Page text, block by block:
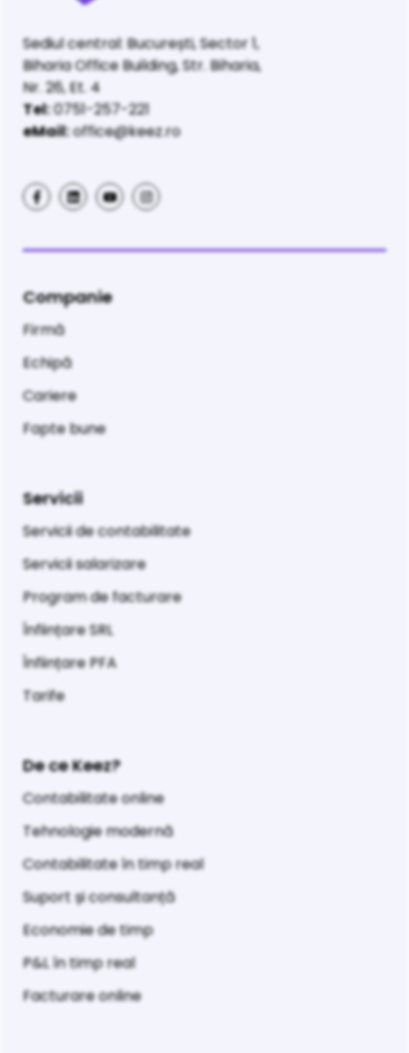
Sediul central: București, Sector 1,
Biharia Office Building, Str. Biharia,
Nr. 26, Et. 4
Tel:0751-257-221
eMail:office@keez.ro
Companie
Firmă
Echipă
Cariere
Fapte bune
Servicii
Servicii de contabilitate
Servicii salarizare
Program de facturare
Înființare SRL
Înființare PFA
Tarife
De ce Keez?
Contabilitate online
Tehnologie modernă
Contabilitate în timp real
Suport și consultanță
Economie de timp
P&L în timp real
Facturare online